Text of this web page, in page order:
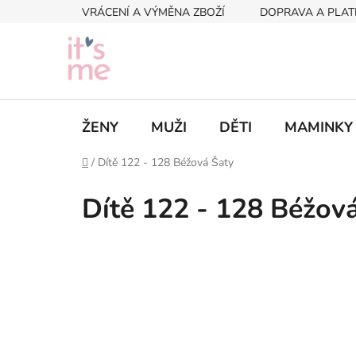
VRÁCENÍ A VÝMĚNA ZBOŽÍ DOPRAVA A
ŽENY MUŽI DĚTI MAMINKY
Domů
/ Dítě 122 - 128 Béžová Šaty
Dítě 122 - 128